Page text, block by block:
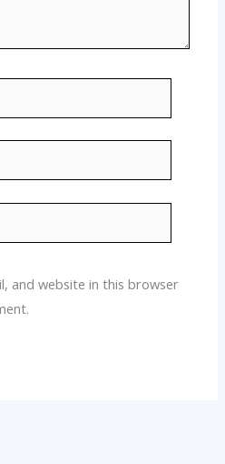
and website in this browser